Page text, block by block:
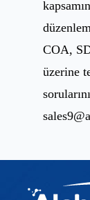
COA,
üzerine